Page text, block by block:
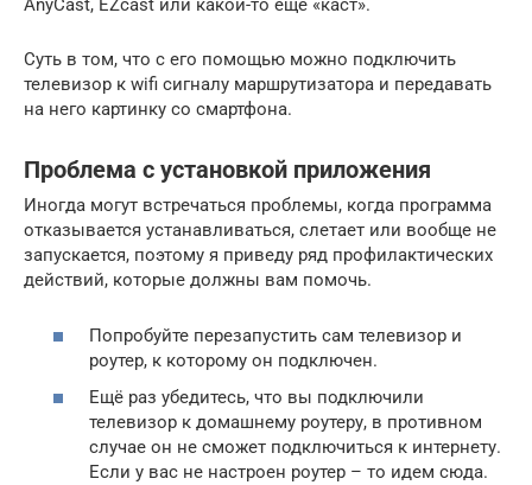
AnyCast, EZcast или какой-то еще «каст».
Суть в том, что с его помощью можно подключить
телевизор к wifi сигналу маршрутизатора и передавать
на него картинку со смартфона.
Проблема с установкой приложения
Иногда могут встречаться проблемы, когда программа
отказывается устанавливаться, слетает или вообще не
запускается, поэтому я приведу ряд профилактических
действий, которые должны вам помочь.
Попробуйте перезапустить сам телевизор и
роутер, к которому он подключен.
Ещё раз убедитесь, что вы подключили
телевизор к домашнему роутеру, в противном
случае он не сможет подключиться к интернету.
Если у вас не настроен роутер – то идем сюда.